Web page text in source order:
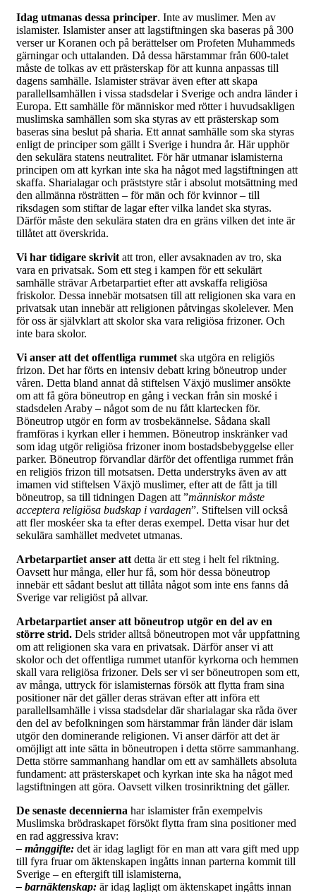
Idag utmanas dessa principer. Inte av muslimer. Men av
islamister. Islamister anser att lagstiftningen ska baseras på 300
verser ur Koranen och på berättelser om Profeten Muhammeds
gärningar och uttalanden. Då dessa härstammar från 600-talet
måste de tolkas av ett prästerskap för att kunna anpassas till
dagens samhälle. Islamister strävar även efter att skapa
parallellsamhällen i vissa stadsdelar i Sverige och andra länder i
Europa. Ett samhälle för människor med rötter i huvudsakligen
muslimska samhällen som ska styras av ett prästerskap som
baseras sina beslut på sharia. Ett annat samhälle som ska styras
enligt de principer som gällt i Sverige i hundra år. Här upphör
den sekulära statens neutralitet. För här utmanar islamisterna
principen om att kyrkan inte ska ha något med lagstiftningen att
skaffa. Sharialagar och präststyre står i absolut motsättning med
den allmänna rösträtten – för män och för kvinnor – till
riksdagen som stiftar de lagar efter vilka landet ska styras.
Därför måste den sekulära staten dra en gräns vilken det inte är
tillåtet att överskrida.
Vi har tidigare skrivit att tron, eller avsaknaden av tro, ska
vara en privatsak. Som ett steg i kampen för ett sekulärt
samhälle strävar Arbetarpartiet efter att avskaffa religiösa
friskolor. Dessa innebär motsatsen till att religionen ska vara en
privatsak utan innebär att religionen påtvingas skolelever. Men
för oss är självklart att skolor ska vara religiösa frizoner. Och
inte bara skolor.
Vi anser att det offentliga rummet ska utgöra en religiös
frizon. Det har förts en intensiv debatt kring böneutrop under
våren. Detta bland annat då stiftelsen Växjö muslimer ansökte
om att få göra böneutrop en gång i veckan från sin moské i
stadsdelen Araby – något som de nu fått klartecken för.
Böneutrop utgör en form av trosbekännelse. Sådana skall
framföras i kyrkan eller i hemmen. Böneutrop inskränker vad
som idag utgör religiösa frizoner inom bostadsbebyggelse eller
parker. Böneutrop förvandlar därför det offentliga rummet från
en religiös frizon till motsatsen. Detta understryks även av att
imamen vid stiftelsen Växjö muslimer, efter att de fått ja till
böneutrop, sa till tidningen Dagen att ”människor måste
acceptera religiösa budskap i vardagen”. Stiftelsen vill också
att fler moskéer ska ta efter deras exempel. Detta visar hur det
sekulära samhället medvetet utmanas.
Arbetarpartiet anser att detta är ett steg i helt fel riktning.
Oavsett hur många, eller hur få, som hör dessa böneutrop
innebär ett sådant beslut att tillåta något som inte ens fanns då
Sverige var religiöst på allvar.
Arbetarpartiet anser att böneutrop utgör en del av en
större strid. Dels strider alltså böneutropen mot vår uppfattning
om att religionen ska vara en privatsak. Därför anser vi att
skolor och det offentliga rummet utanför kyrkorna och hemmen
skall vara religiösa frizoner. Dels ser vi ser böneutropen som ett,
av många, uttryck för islamisternas försök att flytta fram sina
positioner när det gäller deras strävan efter att införa ett
parallellsamhälle i vissa stadsdelar där sharialagar ska råda över
den del av befolkningen som härstammar från länder där islam
utgör den dominerande religionen. Vi anser därför att det är
omöjligt att inte sätta in böneutropen i detta större sammanhang.
Detta större sammanhang handlar om ett av samhällets absoluta
fundament: att prästerskapet och kyrkan inte ska ha något med
lagstiftningen att göra. Oavsett vilken trosinriktning det gäller.
De senaste decennierna har islamister från exempelvis
Muslimska brödraskapet försökt flytta fram sina positioner med
en rad aggressiva krav:
– månggifte: det är idag lagligt för en man att vara gift med upp
till fyra fruar om äktenskapen ingåtts innan parterna kommit till
Sverige – en eftergift till islamisterna,
– barnäktenskap: är idag lagligt om äktenskapet ingåtts innan